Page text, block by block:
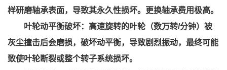
样研磨轴承表面，导致其永久性损坏。更换轴承费用极高。
叶轮动平衡破坏：高速旋转的叶轮（数万转/分钟）被
灰尘撞击后会磨损，破坏动平衡，导致剧烈振动，最终可能
致使叶轮断裂或整个转子系统损坏。